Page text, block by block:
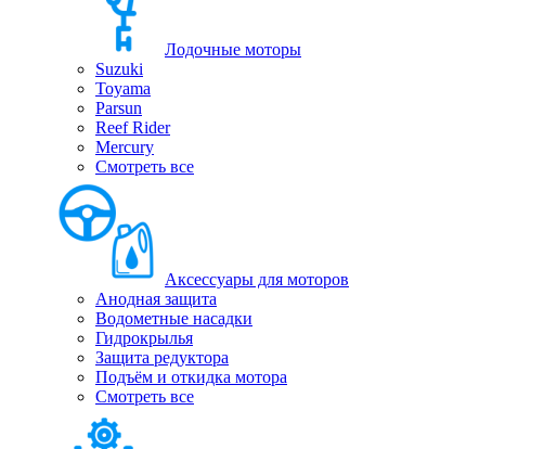
Лодочные моторы
Suzuki
Toyama
Parsun
Reef Rider
Mercury
Смотреть все
Аксессуары для моторов
Анодная защита
Водометные насадки
Гидрокрылья
Защита редуктора
Подъём и откидка мотора
Смотреть все